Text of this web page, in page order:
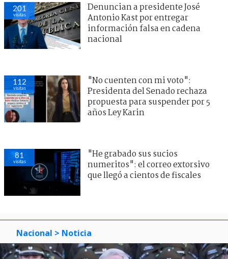
201
visitas
Denuncian a presidente José
Antonio Kast por entregar
información falsa en cadena
nacional
112
visitas
"No cuenten con mi voto":
Presidenta del Senado rechaza
propuesta para suspender por 5
años Ley Karin
81
visitas
"He grabado sus sucios
numeritos": el correo extorsivo
que llegó a cientos de fiscales
Nacional > Noticia